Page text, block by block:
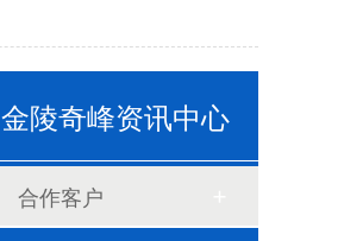
金陵奇峰资讯中心
合作客户